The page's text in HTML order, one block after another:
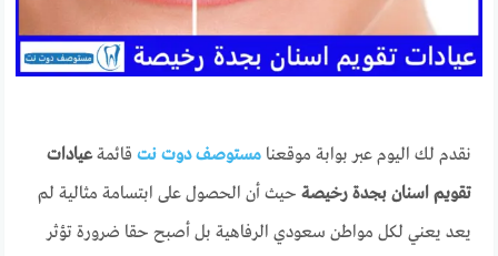
نقدم لك اليوم عبر بوابة موقعنامستوصف دوت نت قائمةعيادات
تقويم اسنان بجدة رخيصة حيث أن الحصول على ابتسامة مثالية لم
يعد يعني لكل مواطن سعودي الرفاهية بل أصبح حقا ضرورة تؤثر